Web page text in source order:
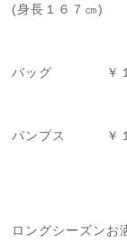
(身長１６７㎝)
バッグ ￥１
パンプス ￥１
ロングシーズンお